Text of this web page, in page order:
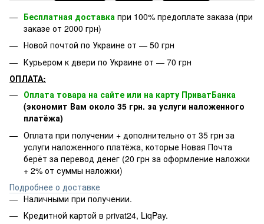
Бесплатная доставка при 100% предоплате заказа (при
заказе от 2000 грн)
Новой почтой по Украине от — 50 грн
Курьером к двери по Украине от — 70 грн
ОПЛАТА:
Оплата товара на сайте или на карту ПриватБанка
(экономит Вам около 35 грн. за услуги наложенного
платёжа)
Оплата при получении + дополнительно от 35 грн за
услуги наложенного платёжа, которые Новая Почта
берёт за перевод денег (20 грн за оформление наложки
+ 2% от суммы наложки)
Подробнее о доставке
Наличными при получении.
Кредитной картой в privat24, LiqPay.